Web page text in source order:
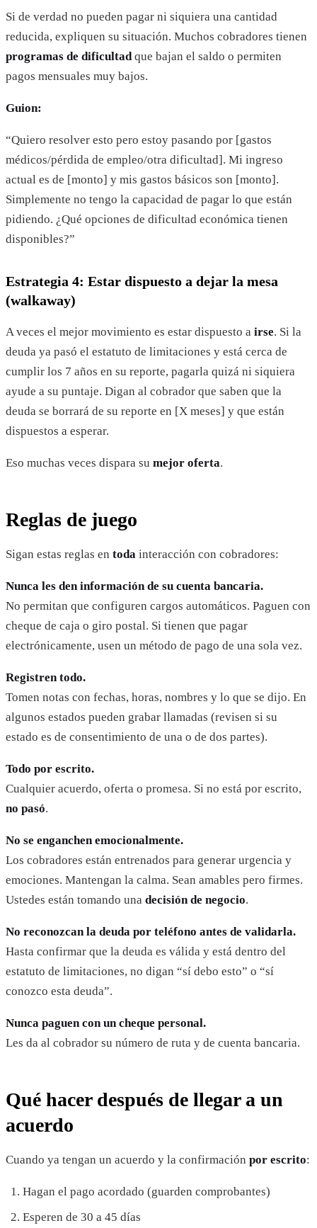
Si de verdad no pueden pagar ni siquiera una cantidad
reducida, expliquen su situación. Muchos cobradores tienen
programas de dificultadque bajan el saldo o permiten
pagos mensuales muy bajos.
Guion:
“Quiero resolver esto pero estoy pasando por [gastos
médicos/pérdida de empleo/otra dificultad]. Mi ingreso
actual es de [monto] y mis gastos básicos son [monto].
Simplemente no tengo la capacidad de pagar lo que están
pidiendo. ¿Qué opciones de dificultad económica tienen
disponibles?”
Estrategia 4: Estar dispuesto a dejar la mesa
(walkaway)
A veces el mejor movimiento es estar dispuesto a irse. Si la
deuda ya pasó el estatuto de limitaciones y está cerca de
cumplir los 7 años en su reporte, pagarla quizá ni siquiera
ayude a su puntaje. Digan al cobrador que saben que la
deuda se borrará de su reporte en [X meses] y que están
dispuestos a esperar.
Eso muchas veces dispara su mejor oferta.
Reglas de juego
Sigan estas reglas en toda interacción con cobradores:
Nunca les den información de su cuenta bancaria.
No permitan que configuren cargos automáticos. Paguen con
cheque de caja o giro postal. Si tienen que pagar
electrónicamente, usen un método de pago de una sola vez.
Registren todo.
Tomen notas con fechas, horas, nombres y lo que se dijo. En
algunos estados pueden grabar llamadas (revisen si su
estado es de consentimiento de una o de dos partes).
Todo por escrito.
Cualquier acuerdo, oferta o promesa. Si no está por escrito,
no pasó.
No se enganchen emocionalmente.
Los cobradores están entrenados para generar urgencia y
emociones. Mantengan la calma. Sean amables pero firmes.
Ustedes están tomando una decisión de negocio.
No reconozcan la deuda por teléfono antes de validarla.
Hasta confirmar que la deuda es válida y está dentro del
estatuto de limitaciones, no digan “sí debo esto” o “sí
conozco esta deuda”.
Nunca paguen con un cheque personal.
Les da al cobrador su número de ruta y de cuenta bancaria.
Qué hacer después de llegar a un
acuerdo
Cuando ya tengan un acuerdo y la confirmación por escrito:
Hagan el pago acordado (guarden comprobantes)
Esperen de 30 a 45 días